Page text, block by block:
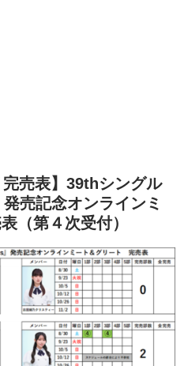
完売表】39thシングル
売記念オンラインミ
（第４次受付）